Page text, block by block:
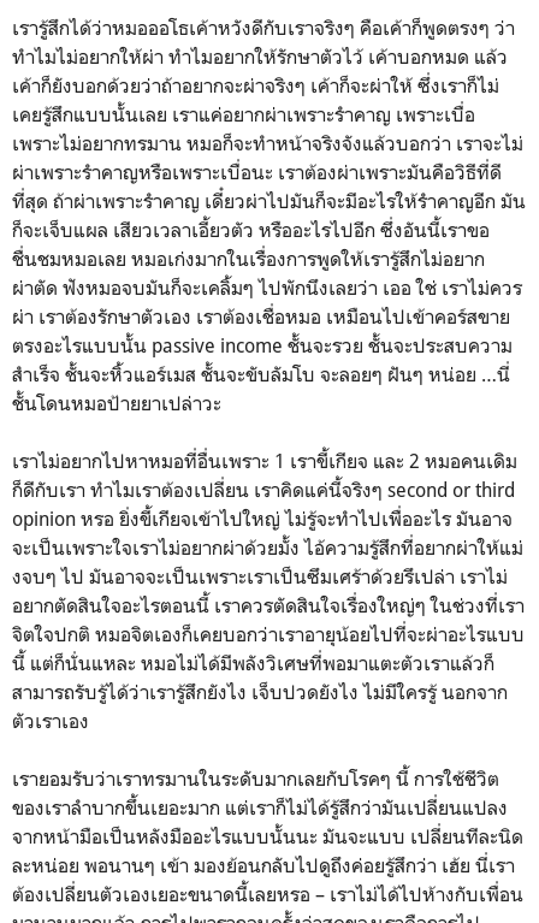
เรารู้สึกได้ว่าหมอออโธเค้าหวังดีกับเราจริงๆ คือเค้าก็พูดตรงๆ ว่า
ทำไมไม่อยากให้ผ่า ทำไมอยากให้รักษาตัวไว้ เค้าบอกหมด แล้ว
เค้าก็ยังบอกด้วยว่าถ้าอยากจะผ่าจริงๆ เค้าก็จะผ่าให้ ซึ่งเราก็ไม่
เคยรู้สึกแบบนั้นเลย เราแค่อยากผ่าเพราะรำคาญ เพราะเบื่อ
เพราะไม่อยากทรมาน หมอก็จะทำหน้าจริงจังแล้วบอกว่า เราจะไม่
ผ่าเพราะรำคาญหรือเพราะเบื่อนะ เราต้องผ่าเพราะมันคือวิธีที่ดี
ที่สุด ถ้าผ่าเพราะรำคาญ เดี๋ยวผ่าไปมันก็จะมีอะไรให้รำคาญอีก มัน
ก็จะเจ็บแผล เสียวเวลาเอี้ยวตัว หรืออะไรไปอีก ซึ่งอันนี้เราขอ
ชื่นชมหมอเลย หมอเก่งมากในเรื่องการพูดให้เรารู้สึกไม่อยาก
ผ่าตัด ฟังหมอจบมันก็จะเคลิ้มๆ ไปพักนึงเลยว่า เออ ใช่ เราไม่ควร
ผ่า เราต้องรักษาตัวเอง เราต้องเชื่อหมอ เหมือนไปเข้าคอร์สขาย
ตรงอะไรแบบนั้น passive income ชั้นจะรวย ชั้นจะประสบความ
สำเร็จ ชั้นจะหิ้วแอร์เมส ชั้นจะขับลัมโบ จะลอยๆ ฝันๆ หน่อย …นี่
ชั้นโดนหมอป้ายยาเปล่าวะ
เราไม่อยากไปหาหมอที่อื่นเพราะ 1 เราขี้เกียจ และ 2 หมอคนเดิม
ก็ดีกับเรา ทำไมเราต้องเปลี่ยน เราคิดแค่นี้จริงๆ second or third
opinion หรอ ยิ่งขี้เกียจเข้าไปใหญ่ ไม่รู้จะทำไปเพื่ออะไร มันอาจ
จะเป็นเพราะใจเราไม่อยากผ่าด้วยมั้ง ไอ้ความรู้สึกที่อยากผ่าให้แม่
งจบๆ ไป มันอาจจะเป็นเพราะเราเป็นซึมเศร้าด้วยรึเปล่า เราไม่
อยากตัดสินใจอะไรตอนนี้ เราควรตัดสินใจเรื่องใหญ่ๆ ในช่วงที่เรา
จิตใจปกติ หมอจิตเองก็เคยบอกว่าเราอายุน้อยไปที่จะผ่าอะไรแบบ
นี้ แต่ก็นั่นแหละ หมอไม่ได้มีพลังวิเศษที่พอมาแตะตัวเราแล้วก็
สามารถรับรู้ได้ว่าเรารู้สึกยังไง เจ็บปวดยังไง ไม่มีใครรู้ นอกจาก
ตัวเราเอง
เรายอมรับว่าเราทรมานในระดับมากเลยกับโรคๆ นี้ การใช้ชีวิต
ของเราลำบากขึ้นเยอะมาก แต่เราก็ไม่ได้รู้สึกว่ามันเปลี่ยนแปลง
จากหน้ามือเป็นหลังมืออะไรแบบนั้นนะ มันจะแบบ เปลี่ยนทีละนิด
ละหน่อย พอนานๆ เข้า มองย้อนกลับไปดูถึงค่อยรู้สึกว่า เฮ้ย นี่เรา
ต้องเปลี่ยนตัวเองเยอะขนาดนี้เลยหรอ – เราไม่ได้ไปห้างกับเพื่อน